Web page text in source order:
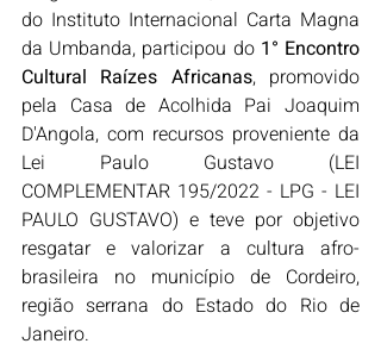
do Instituto Internacional Carta Magna
da Umbanda, participou do 1° Encontro
Cultural Raízes Africanas, promovido
pela Casa de Acolhida Pai Joaquim
D'Angola, com recursos proveniente da
Lei Paulo Gustavo (LEI
COMPLEMENTAR 195/2022 - LPG - LEI
PAULO GUSTAVO) e teve por objetivo
resgatar e valorizar a cultura afro-
brasileira no município de Cordeiro,
região serrana do Estado do Rio de
Janeiro.